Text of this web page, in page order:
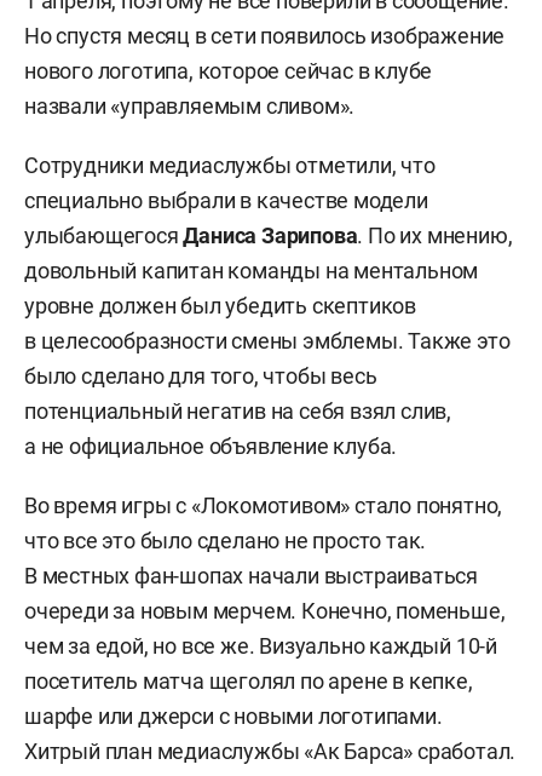
Но спустя месяц в сети появилось изображение
нового логотипа, которое сейчас в клубе
назвали «управляемым сливом».
Сотрудники медиаслужбы отметили, что
специально выбрали в качестве модели
улыбающегосяДаниса Зарипова. По их мнению,
довольный капитан команды на ментальном
уровне должен был убедить скептиков
в целесообразности смены эмблемы. Также это
было сделано для того, чтобы весь
потенциальный негатив на себя взял слив,
а не официальное объявление клуба.
Во время игры с «Локомотивом» стало понятно,
что все это было сделано не просто так.
В местных фан-шопах начали выстраиваться
очереди за новым мерчем. Конечно, поменьше,
чем за едой, но все же. Визуально каждый 10-й
посетитель матча щеголял по арене в кепке,
шарфе или джерси с новыми логотипами.
Хитрый план медиаслужбы «Ак Барса» сработал.